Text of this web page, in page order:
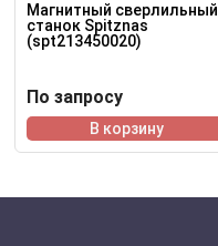
Магнитный сверлильный
станок Spitznas
(spt213450020)
По запросу
В корзину